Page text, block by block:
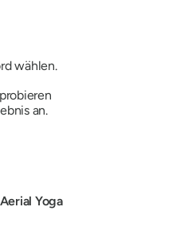
wählen.
an.
Yoga